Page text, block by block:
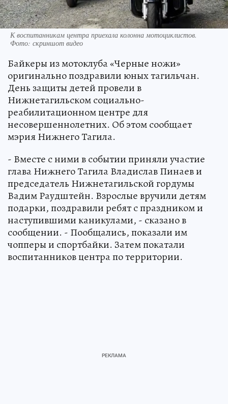
К воспитанникам центра приехала колонна мотоциклистов.
Фото: скриншот видео
Байкеры из мотоклуба «Черные ножи»
оригинально поздравили юных тагильчан.
День защиты детей провели в
Нижнетагильском социально-
реабилитационном центре для
несовершеннолетних. Об этом сообщает
мэрия Нижнего Тагила.
- Вместе с ними в событии приняли участие
глава Нижнего Тагила Владислав Пинаев и
председатель Нижнетагильской гордумы
Вадим Раудштейн. Взрослые вручили детям
подарки, поздравили ребят с праздником и
наступившими каникулами, - сказано в
сообщении. - Пообщались, показали им
чопперы и спортбайки. Затем покатали
воспитанников центра по территории.